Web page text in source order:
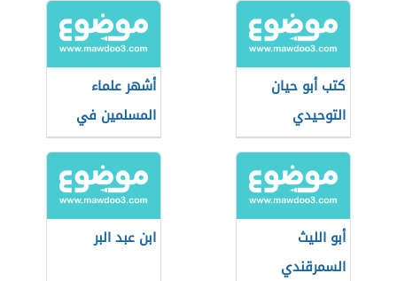
كتب أبو حيان
التوحيدي
أشهر علماء
المسلمين في
الدين
أبو الليث
السمرقندي
ابن عبد البر